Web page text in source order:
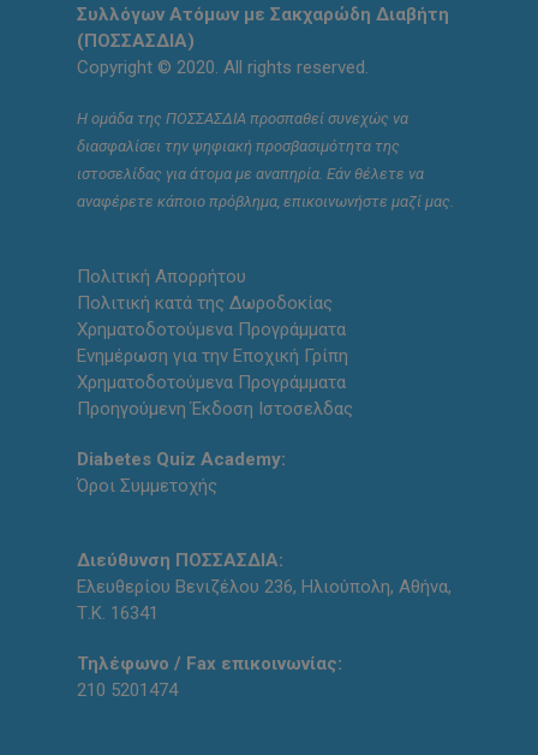
Συλλόγων Ατόμων με Σακχαρώδη Διαβήτη
(ΠΟΣΣΑΣΔΙΑ)
Copyright © 2020. All rights reserved.
Η ομάδα της ΠΟΣΣΑΣΔΙΑ προσπαθεί συνεχώς να
διασφαλίσει την ψηφιακή προσβασιμότητα της
ιστοσελίδας για άτομα με αναπηρία. Εάν θέλετε να
αναφέρετε κάποιο πρόβλημα, επικοινωνήστε μαζί μας.
Πολιτική Απορρήτου
Πολιτική κατά της Δωροδοκίας
Χρηματοδοτούμενα Προγράμματα
Ενημέρωση για την Εποχική Γρίπη
Χρηματοδοτούμενα Προγράμματα
Προηγούμενη Έκδοση Ιστοσελδας
Diabetes Quiz Academy:
Όροι Συμμετοχής
Διεύθυνση ΠΟΣΣΑΣΔΙΑ:
Ελευθερίου Βενιζέλου 236, Ηλιούπολη, Αθήνα,
Τ.Κ. 16341
Τηλέφωνο / Fax επικοινωνίας:
210 5201474